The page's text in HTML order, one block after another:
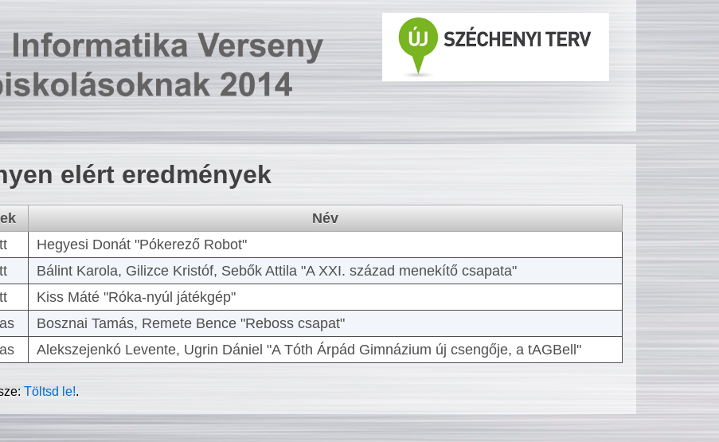
elért eredmények
Név
Hegyesi Donát "Pókerező Robot"
Bálint Karola, Gilizce Kristóf, Sebők Attila "A XXI. század menekítő csapata"
Kiss Máté "Róka-nyúl játékgép"
Bosznai Tamás, Remete Bence "Reboss csapat"
Alekszejenkó Levente, Ugrin Dániel "A Tóth Árpád Gimnázium új csengője, a tAGBell"
Töltsd le!.